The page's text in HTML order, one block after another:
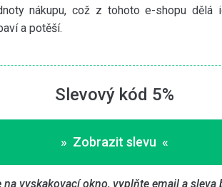
nákupu, což z tohoto e-shopu dělá
a potěší.
Slevový kód 5%
» Zobrazit slevu «
na vyskakovací okno, vyplňte email a sleva
30% slevu na zahradní
200 Kč
Slevu získáte